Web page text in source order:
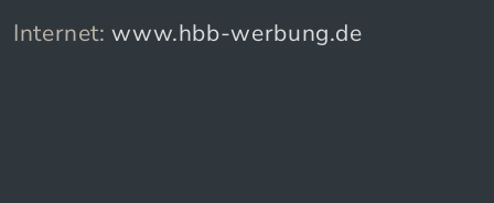
Internet:www.hbb-werbung.de